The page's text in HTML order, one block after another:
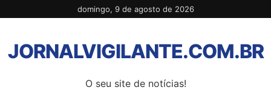
para
conteúdo
domingo, 9 de agosto de 2026
JORNALVIGILANTE.COM.BR
O seu site de notícias!